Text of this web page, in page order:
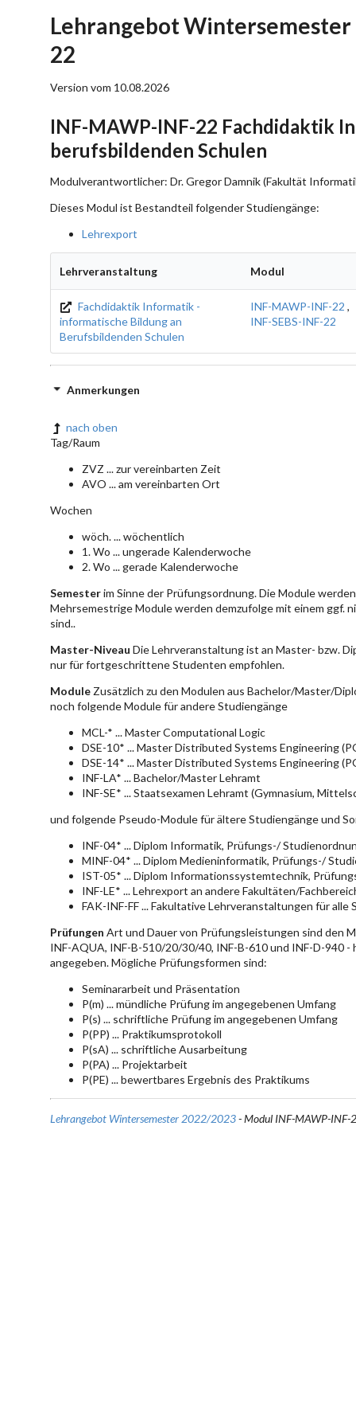
Lehrangebot
22
Version vom 10.08.2026
INF-MAWP-INF-22 Fachdidaktik
berufsbildenden Schulen
Modulverantwortlicher: Dr. Gregor Damnik (Fakultät
Dieses Modul ist Bestandteil folgender Studiengänge:
Lehrexport
Lehrveranstaltung Modul
Fachdidaktik Informatik -
informatische Bildung an
Berufsbildenden Schulen
INF-MAWP-INF-22 ,
INF-SEBS-INF-22
Anmerkungen
nach oben
Tag/Raum
ZVZ ... zur vereinbarten Zeit
AVO ... am vereinbarten Ort
Wochen
wöch. ... wöchentlich
1. Wo ... ungerade Kalenderwoche
2. Wo ... gerade Kalenderwoche
Semesterim Sinne der Prüfungsordnung. Die Module
Mehrsemestrige Module werden demzufolge mit einem ggf.
sind..
Master-Niveau Die Lehrveranstaltung ist an Master- bzw.
nur für fortgeschrittene Studenten empfohlen.
Module Zusätzlich zu den Modulen aus Bachelor/Master/
noch folgende Module für andere Studiengänge
MCL-* ... Master Computational Logic
DSE-10* ... Master Distributed Systems Engineering
DSE-14* ... Master Distributed Systems Engineering
INF-LA* ... Bachelor/Master Lehramt
INF-SE* ... Staatsexamen Lehramt (Gymnasium,
und folgende Pseudo-Module für ältere Studiengänge und
INF-04* ... Diplom Informatik, Prüfungs-/
MINF-04* ... Diplom Medieninformatik, Prüfungs-/
IST-05* ... Diplom Informationssystemtechnik,
INF-LE* ... Lehrexport an andere Fakultäten/
FAK-INF-FF ... Fakultative Lehrveranstaltungen für
Prüfungen Art und Dauer von Prüfungsleistungen sind den
INF-AQUA, INF-B-510/20/30/40, INF-B-610 und INF-D-940
angegeben. Mögliche Prüfungsformen sind:
Seminararbeit und Präsentation
P(m) ... mündliche Prüfung im angegebenen Umfang
P(s) ... schriftliche Prüfung im angegebenen Umfang
P(PP) ... Praktikumsprotokoll
P(sA) ... schriftliche Ausarbeitung
P(PA) ... Projektarbeit
P(PE) ... bewertbares Ergebnis des Praktikums
Lehrangebot Wintersemester 2022/2023- Modul INF-MAWP-INF-